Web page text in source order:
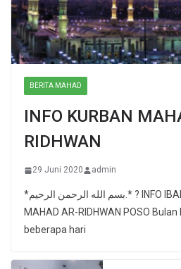
BERITA MAHAD
INFO KURBAN
RIDHWAN
29 Juni 2020 admin
*بسم الله الرحمن الرحيم.* ? INFO IBADAH KURBAN 1441 H
MAHAD AR-RIDHWAN POSO
beberapa hari